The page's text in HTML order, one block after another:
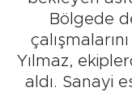
Bölgede
Yılmaz,
aldı. Sanayi